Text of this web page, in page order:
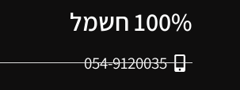
100% חשמל
054-9120035